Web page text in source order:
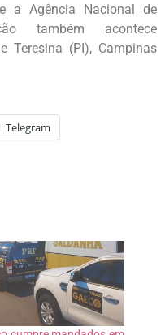
a Agência Nacional de
também acontece
Teresina (PI), Campinas
Telegram